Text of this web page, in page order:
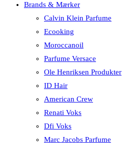
Brands & Mærker
Calvin Klein Parfume
Ecooking
Moroccanoil
Parfume Versace
Ole Henriksen Produkter
ID Hair
American Crew
Renati Voks
Dfi Voks
Marc Jacobs Parfume